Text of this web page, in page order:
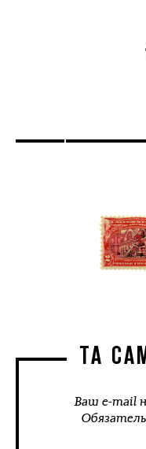
ТА
Ваш e-mail